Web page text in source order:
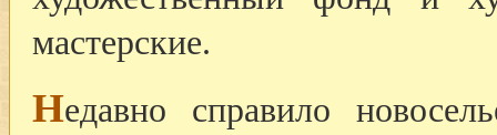
мастерские.
Недавно справило